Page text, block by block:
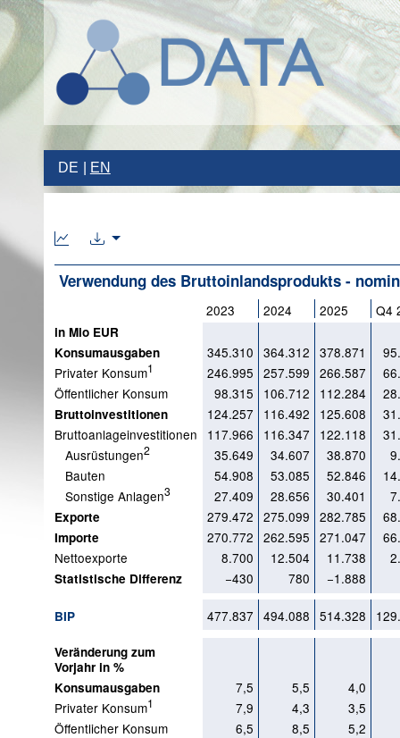
DE EN
Verwendung des Bruttoinlandsprodukts -
2023 2024 2025 Q4
in Mio EUR
Konsumausgaben
345.310 364.312 378.871
Privater Konsum1 246.995 257.599 266.587
Öffentlicher Konsum
98.315 106.712 112.284
Bruttoinvestitionen 124.257 116.492 125.608
Bruttoanlageinvestitionen
117.966 116.347 122.118
Ausrüstungen2 35.649 34.607 38.870
Bauten
54.908 53.085 52.846
Sonstige Anlagen3 27.409 28.656 30.401
Exporte 279.472 275.099 282.785
Importe 270.772 262.595 271.047
Nettoexporte
8.700 12.504 11.738
Statistische Differenz −430 780 −1.888
BIP 477.837 494.088 514.328
Veränderung zum
Vorjahr in %
Konsumausgaben
7,5 5,5
4,0
Privater Konsum1 7,9 4,3
3,5
Öffentlicher Konsum
6,5 8,5 5,2